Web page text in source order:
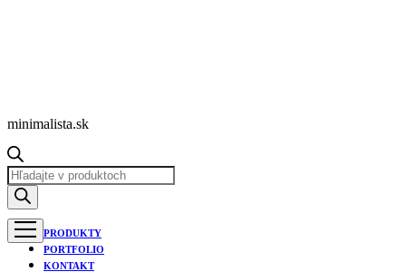
minimalista.sk
Products
search
PRODUKTY
PORTFOLIO
KONTAKT